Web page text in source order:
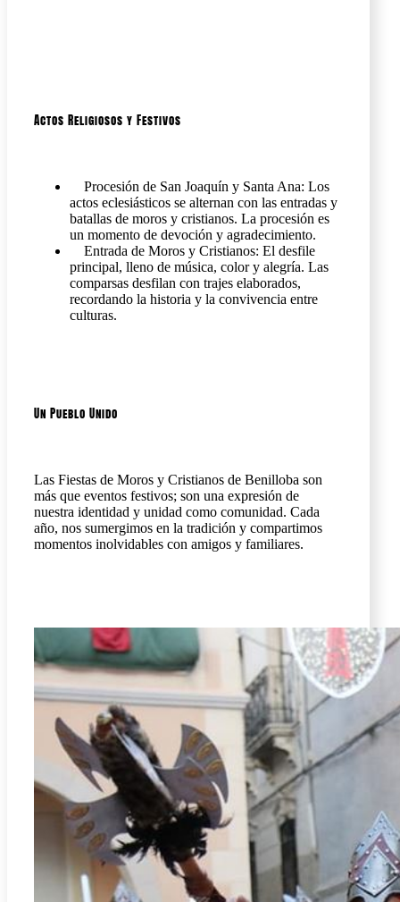
Actos Religiosos y Festivos
Procesión de San Joaquín y Santa Ana: Los
actos eclesiásticos se alternan con las entradas y
batallas de moros y cristianos. La procesión es
un momento de devoción y agradecimiento.
Entrada de Moros y Cristianos: El desfile
principal, lleno de música, color y alegría. Las
comparsas desfilan con trajes elaborados,
recordando la historia y la convivencia entre
culturas.
Un Pueblo Unido
Las Fiestas de Moros y Cristianos de Benilloba son
más que eventos festivos; son una expresión de
nuestra identidad y unidad como comunidad. Cada
año, nos sumergimos en la tradición y compartimos
momentos inolvidables con amigos y familiares.